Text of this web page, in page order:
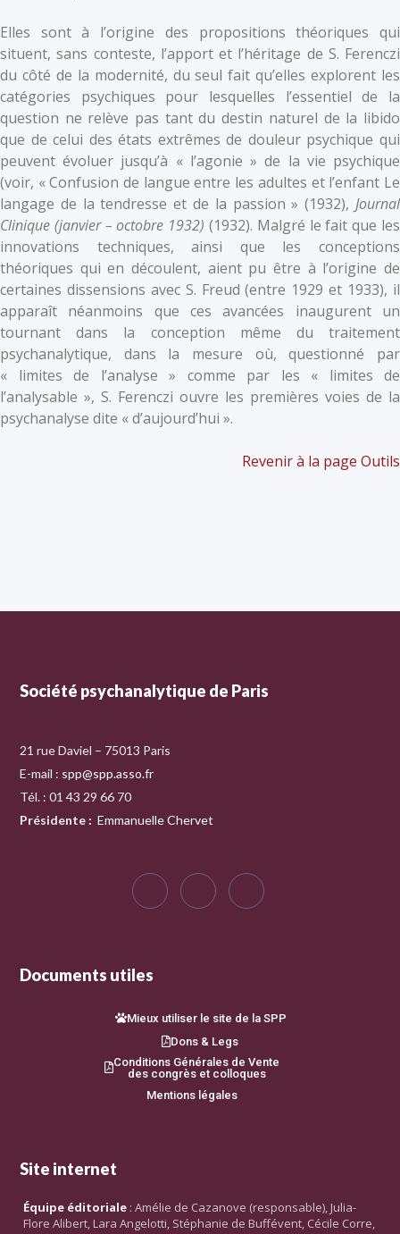
Elles sont à l’origine des propositions théoriques qui
situent, sans conteste, l’apport et l’héritage de S. Ferenczi
du côté de la modernité, du seul fait qu’elles explorent les
catégories psychiques pour lesquelles l’essentiel de la
question ne relève pas tant du destin naturel de la libido
que de celui des états extrêmes de douleur psychique qui
peuvent évoluer jusqu’à « l’agonie » de la vie psychique
(voir, « Confusion de langue entre les adultes et l’enfant Le
langage de la tendresse et de la passion » (1932), Journal
Clinique (janvier – octobre 1932) (1932). Malgré le fait que les
innovations techniques, ainsi que les conceptions
théoriques qui en découlent, aient pu être à l’origine de
certaines dissensions avec S. Freud (entre 1929 et 1933), il
apparaît néanmoins que ces avancées inaugurent un
tournant dans la conception même du traitement
psychanalytique, dans la mesure où, questionné par
« limites de l’analyse » comme par les « limites de
l’analysable », S. Ferenczi ouvre les premières voies de la
psychanalyse dite « d’aujourd’hui ».
Revenir à la page Outils
Société psychanalytique de Paris
21 rue Daviel – 75013 Paris
E-mail : spp@spp.asso.fr
Tél. : 01 43 29 66 70
Présidente : Emmanuelle Chervet
Documents utiles
Mieux utiliser le site de la SPP
Dons & Legs
Conditions Générales de Vente
des congrès et colloques
Mentions légales
Site internet
Équipe éditoriale : Amélie de Cazanove (responsable), Julia-
Flore Alibert, Lara Angelotti, Stéphanie de Buffévent, Cécile Corre,